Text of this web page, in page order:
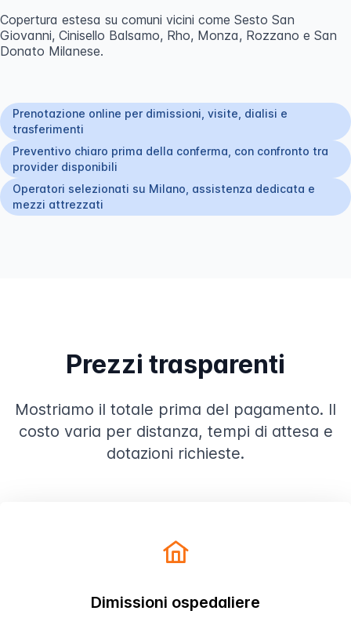
Copertura estesa su comuni vicini come Sesto San
Giovanni, Cinisello Balsamo, Rho, Monza, Rozzano e San
Donato Milanese.
Prenotazione online per dimissioni, visite, dialisi e
trasferimenti
Preventivo chiaro prima della conferma, con confronto tra
provider disponibili
Operatori selezionati su Milano, assistenza dedicata e
mezzi attrezzati
Prezzi trasparenti
Mostriamo il totale prima del pagamento. Il
costo varia per distanza, tempi di attesa e
dotazioni richieste.
Dimissioni ospedaliere